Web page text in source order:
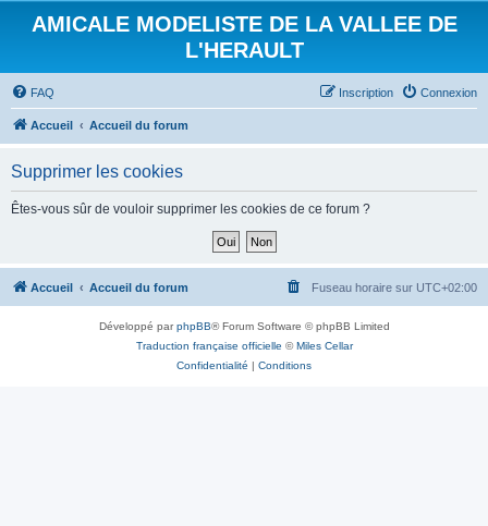
AMICALE MODELISTE DE LA VALLEE DE
L'HERAULT
FAQ Connexion
Inscription
Accueil Accueil du forum
Supprimer les cookies
Êtes-vous sûr de vouloir supprimer les cookies de ce forum ?
Accueil Accueil du forum Fuseau horaire sur UTC+02:00
Développé parphpBB® Forum Software © phpBB Limited
Traduction française officielle ©Miles Cellar
Confidentialité | Conditions